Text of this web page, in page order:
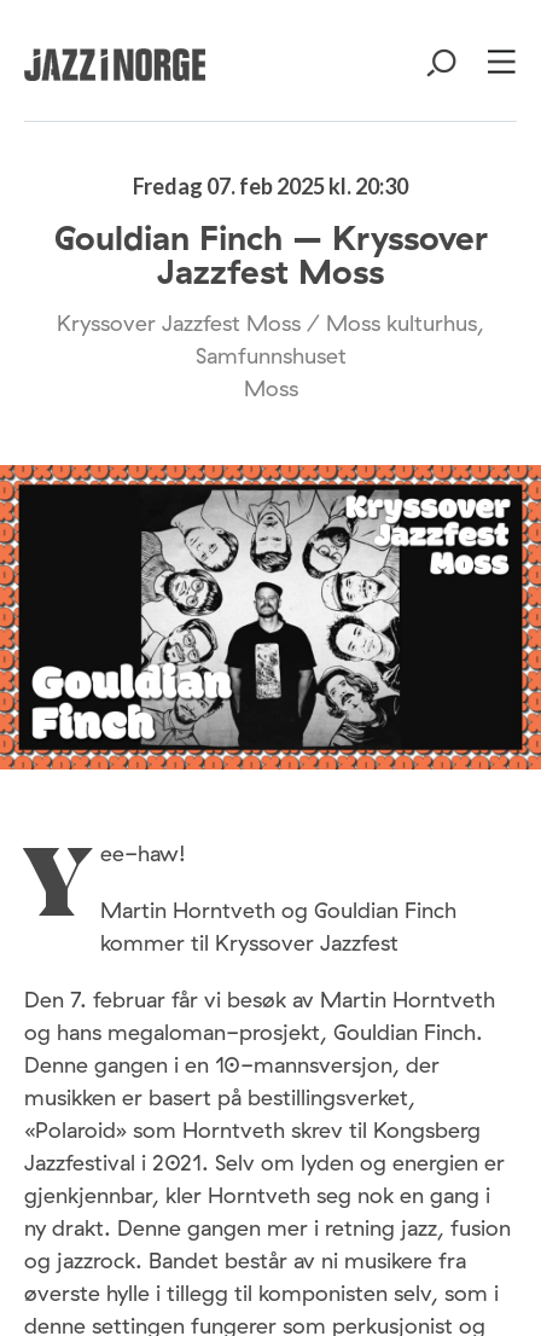
Fredag 07. feb 2025 kl. 20:30
Gouldian Finch – Kryssover
Jazzfest Moss
Kryssover Jazzfest Moss / Moss kulturhus,
Samfunnshuset
Moss
Y ee-haw!
Martin Horntveth og Gouldian Finch
kommer til Kryssover Jazzfest
Den 7. februar får vi besøk av Martin Horntveth
og hans megaloman-prosjekt, Gouldian Finch.
Denne gangen i en 10-mannsversjon, der
musikken er basert på bestillingsverket,
«Polaroid» som Horntveth skrev til Kongsberg
Jazzfestival i 2021. Selv om lyden og energien er
gjenkjennbar, kler Horntveth seg nok en gang i
ny drakt. Denne gangen mer i retning jazz, fusion
og jazzrock. Bandet består av ni musikere fra
øverste hylle i tillegg til komponisten selv, som i
denne settingen fungerer som perkusjonist og